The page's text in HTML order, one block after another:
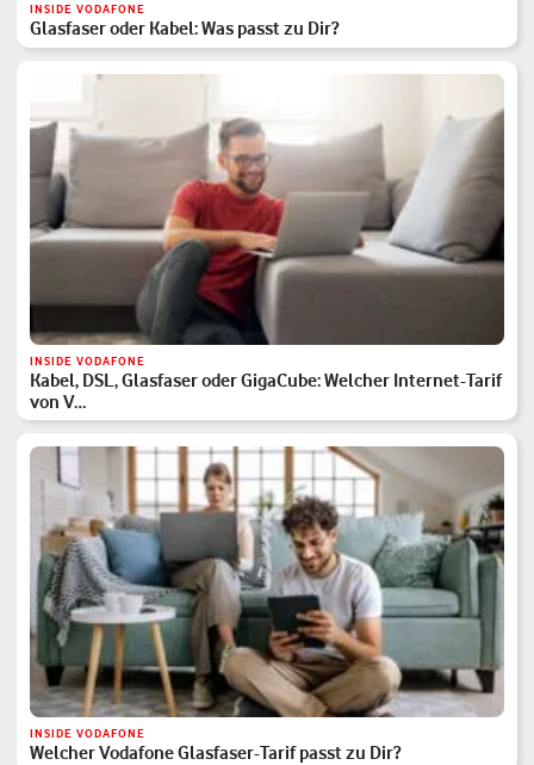
INSIDE VODAFONE
Glasfaser oder Kabel: Was passt zu Dir?
INSIDE VODAFONE
Kabel, DSL, Glasfaser oder GigaCube: Welcher Internet-Tarif
von V…
INSIDE VODAFONE
Welcher Vodafone Glasfaser-Tarif passt zu Dir?